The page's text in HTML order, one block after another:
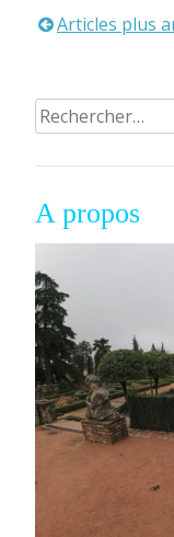
articles
Articles plus
Rechercher :
A propos